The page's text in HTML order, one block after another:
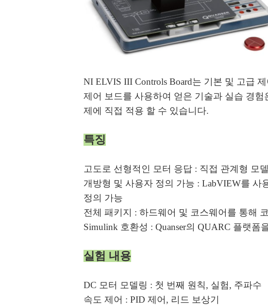
NI ELVIS III Controls Board는 기본 및 고급
제어 보드를 사용하여 얻은 기술과 실습 경
제에 직접 적용 할 수 있습니다.
특징
고도로 선형적인 모터 응답 : 직접 관계형 모
개방형 및 사용자 정의 가능 : LabVIEW를
정의 가능
전체 패키지 : 하드웨어 및 코스웨어를 통해
Simulink 호환성 : Quanser의 QUARC 플랫
실험 내용
DC 모터 모델링 : 첫 번째 원칙, 실험, 주파수
속도 제어 : PID 제어, 리드 보상기